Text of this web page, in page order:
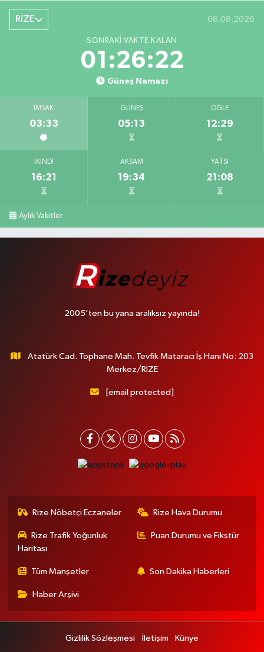
RİZE 08.08.2026
SONRAKI VAKTE KALAN
01:26:21
Güneş Namazı
İMSAK
03:33
GÜNEŞ
05:13
ÖĞLE
12:29
İKINDI
16:21
AKŞAM
19:34
YATSI
21:08
Aylık Vakitler
2005'ten bu yana aralıksız yayında!
Atatürk Cad. Tophane Mah. Tevfik Mataracı İş Hanı No: 203
Merkez/RİZE
[email protected]
Rize Nöbetçi Eczaneler Rize Hava Durumu
Rize Trafik Yoğunluk
Haritası
Puan Durumu ve Fikstür
Tüm Manşetler Son Dakika Haberleri
Haber Arşivi
Gizlilik Sözleşmesi İletişim Künye